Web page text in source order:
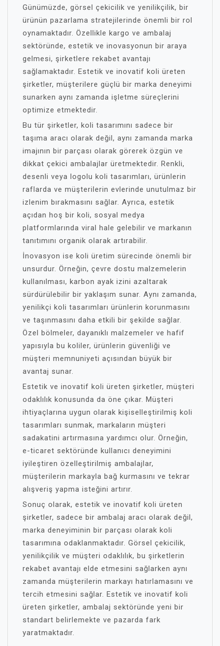
Günümüzde, görsel çekicilik ve yenilikçilik, bir
ürünün pazarlama stratejilerinde önemli bir rol
oynamaktadır. Özellikle kargo ve ambalaj
sektöründe, estetik ve inovasyonun bir araya
gelmesi, şirketlere rekabet avantajı
sağlamaktadır. Estetik ve inovatif koli üreten
şirketler, müşterilere güçlü bir marka deneyimi
sunarken aynı zamanda işletme süreçlerini
optimize etmektedir.
Bu tür şirketler, koli tasarımını sadece bir
taşıma aracı olarak değil, aynı zamanda marka
imajının bir parçası olarak görerek özgün ve
dikkat çekici ambalajlar üretmektedir. Renkli,
desenli veya logolu koli tasarımları, ürünlerin
raflarda ve müşterilerin evlerinde unutulmaz bir
izlenim bırakmasını sağlar. Ayrıca, estetik
açıdan hoş bir koli, sosyal medya
platformlarında viral hale gelebilir ve markanın
tanıtımını organik olarak artırabilir.
İnovasyon ise koli üretim sürecinde önemli bir
unsurdur. Örneğin, çevre dostu malzemelerin
kullanılması, karbon ayak izini azaltarak
sürdürülebilir bir yaklaşım sunar. Aynı zamanda,
yenilikçi koli tasarımları ürünlerin korunmasını
ve taşınmasını daha etkili bir şekilde sağlar.
Özel bölmeler, dayanıklı malzemeler ve hafif
yapısıyla bu koliler, ürünlerin güvenliği ve
müşteri memnuniyeti açısından büyük bir
avantaj sunar.
Estetik ve inovatif koli üreten şirketler, müşteri
odaklılık konusunda da öne çıkar. Müşteri
ihtiyaçlarına uygun olarak kişiselleştirilmiş koli
tasarımları sunmak, markaların müşteri
sadakatini artırmasına yardımcı olur. Örneğin,
e-ticaret sektöründe kullanıcı deneyimini
iyileştiren özelleştirilmiş ambalajlar,
müşterilerin markayla bağ kurmasını ve tekrar
alışveriş yapma isteğini artırır.
Sonuç olarak, estetik ve inovatif koli üreten
şirketler, sadece bir ambalaj aracı olarak değil,
marka deneyiminin bir parçası olarak koli
tasarımına odaklanmaktadır. Görsel çekicilik,
yenilikçilik ve müşteri odaklılık, bu şirketlerin
rekabet avantajı elde etmesini sağlarken aynı
zamanda müşterilerin markayı hatırlamasını ve
tercih etmesini sağlar. Estetik ve inovatif koli
üreten şirketler, ambalaj sektöründe yeni bir
standart belirlemekte ve pazarda fark
yaratmaktadır.